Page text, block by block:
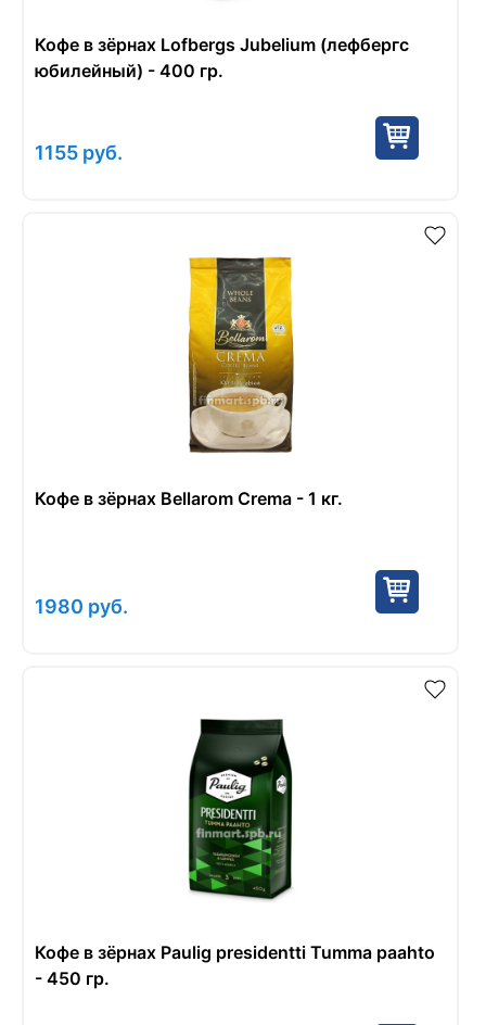
Кофе в зёрнах Lofbergs Jubelium (лефбергс
юбилейный) - 400 гр.
1155 руб.
Кофе в зёрнах Bellarom Crema - 1 кг.
1980 руб.
Кофе в зёрнах Paulig presidentti Tumma paahto
- 450 гр.